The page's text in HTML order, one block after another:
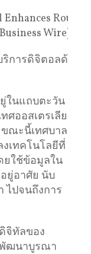
การดิจิตอลด้วย
ในแถบตะวัน
ศออสเตรเลีย
ณะนี้เทศบาล
เทคโนโลยีที่
ใช้ข้อมูลใน
ยู่อาศัย นับ
ไปจนถึงการ
จิทัลของ
พัฒนาบูรณา